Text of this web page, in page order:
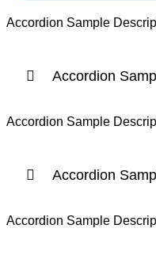
Accordion Sample
Accordion
Accordion Sample
Accordion
Accordion Sample